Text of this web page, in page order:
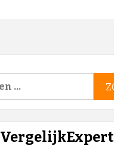
VergelijkExpert